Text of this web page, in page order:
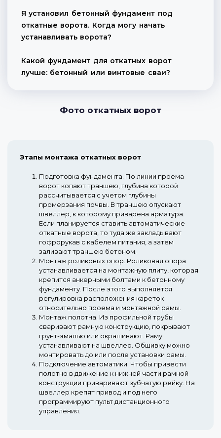
Я установил бетонный фундамент под
откатные ворота. Когда могу начать
устанавливать ворота?
Какой фундамент для откатных ворот
лучше: бетонный или винтовые сваи?
Фото откатных ворот
Этапы монтажа откатных ворот
Подготовка фундамента. По линии проема
ворот копают траншею, глубина которой
рассчитывается с учетом глубины
промерзания почвы. В траншею опускают
швеллер, к которому приварена арматура.
Если планируется ставить автоматические
откатные ворота, то туда же закладывают
гофрорукав с кабелем питания, а затем
заливают траншею бетоном.
Монтаж роликовых опор. Роликовая опора
устанавливается на монтажную плиту, которая
крепится анкерными болтами к бетонному
фундаменту. После этого выполняется
регулировка расположения кареток
относительно проема и монтажной рамы.
Монтаж полотна. Из профильной трубы
сваривают рамную конструкцию, покрывают
грунт-эмалью или окрашивают. Раму
устанавливают на швеллер. Обшивку можно
монтировать до или после установки рамы.
Подключение автоматики. Чтобы привести
полотно в движение к нижней части рамной
конструкции приваривают зубчатую рейку. На
швеллер крепят привод и под него
программируют пульт дистанционного
управления.